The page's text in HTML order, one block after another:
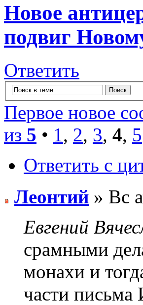
Новое
подвиг
Ответить
Первое новое
из 5 • 1, 2, 3, 4, 5
Ответить с
Леонтий » Вс
Евгений
срамными
монахи и
части письма